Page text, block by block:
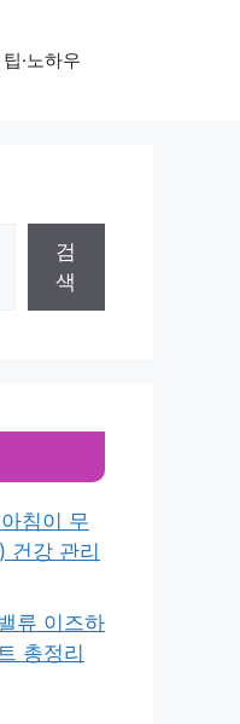
팁·노하우
검
색
침이 무
건강 관리
류 이즈하
총정리